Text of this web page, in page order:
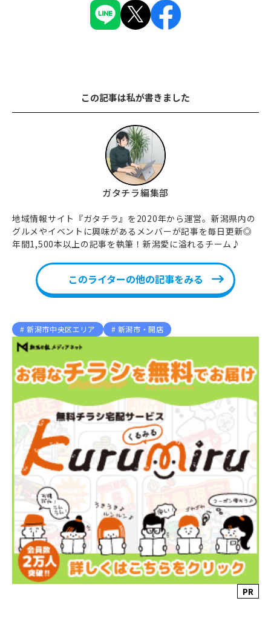
この記事は私が書きました
ガタチラ編集部
地域情報サイト『ガタチラ』を2020年から運営。新潟県内の
グルメやイベントに興味があるメンバーが記事を毎日更新◎
年間1,500本以上の記事を執筆！新潟愛に溢れるチーム♪
このライターの他の記事をみる
新潟市中央区エリア 新潟市・開店
PR